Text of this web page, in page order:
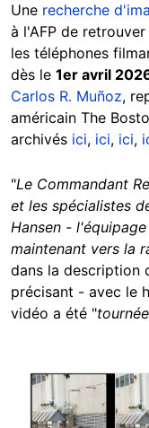
Une recherche
à l'AFP de
les téléphones
dès le 1er avril
Carlos R. Muñoz,
américain The
archivés ici, ici, ici,
"Le Commandant
et les spécialistes
Hansen -
maintenant vers la
dans la description
précisant - avec le
vidéo a été "
Image